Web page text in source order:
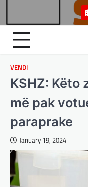
content
VENDI
KSHZ: Këto
më pak
paraprake
January 19, 2024